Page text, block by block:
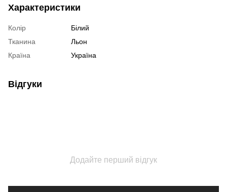
Характеристики
Колір
Білий
Тканина
Льон
Країна
Україна
Відгуки
Додайте перший відгук